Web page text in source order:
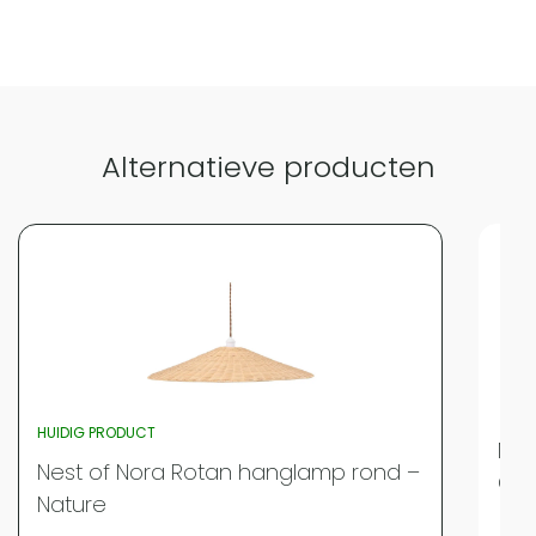
Alternatieve producten
HUIDIG PRODUCT
Nest of Nora Rotan hanglamp rond –
Nature